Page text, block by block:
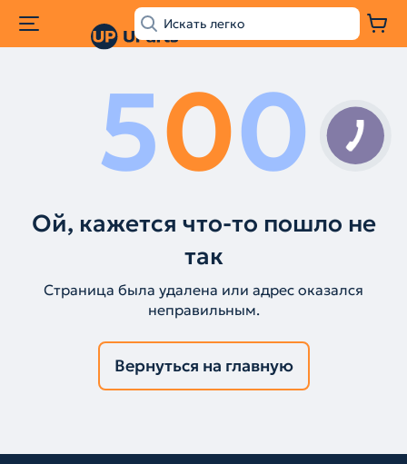
500
Ой, кажется что-то пошло не
так
Страница была удалена или адрес оказался
неправильным.
Вернуться на главную